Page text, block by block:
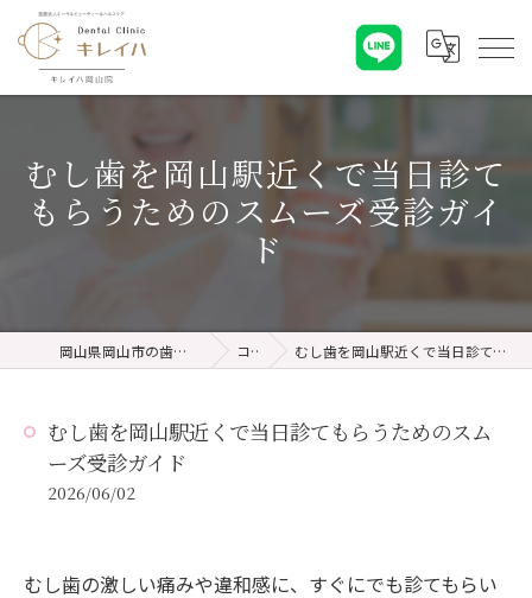
むし歯を岡山駅近くで当日診て
もらうためのスムーズ受診ガイ
ド
岡山県岡山市の歯医者ならキレイハ岡山院 コラム むし歯を岡山駅近くで当日診てもらうためのスムーズ受診ガイド
むし歯を岡山駅近くで当日診てもらうためのスム
ーズ受診ガイド
2026/06/02
むし歯の激しい痛みや違和感に、すぐにでも診てもらい